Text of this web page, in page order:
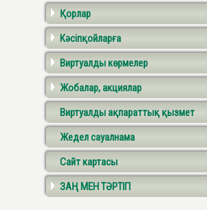
Қорлар
Кәсіпқойларға
Виртуалды көрмелер
Жобалар, акциялар
Виртуалды ақпараттық қызмет
Жедел сауалнама
Сайт картасы
ЗАҢ МЕН ТӘРТІП